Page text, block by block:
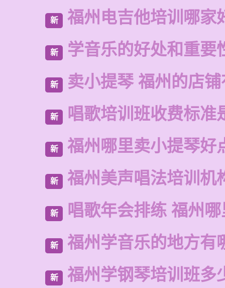
新 福州电吉他培训哪家
新 学音乐的好处和重要
新 卖小提琴 福州的店
新 唱歌培训班收费标准
新 福州哪里卖小提琴好
新 福州美声唱法培训机
新 唱歌年会排练 福州
新 福州学音乐的地方有
新 福州学钢琴培训班多